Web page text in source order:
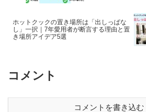
ホットクックの置き場所は「出しっぱな
し」一択｜7年愛用者が断言する理由と置
き場所アイデア5選
コメント
コメントを書き込む